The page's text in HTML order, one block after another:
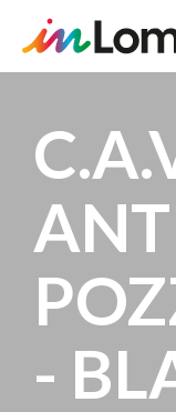
Inhalt
-